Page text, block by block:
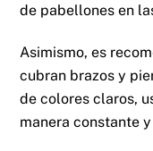
de pabellones en
Asimismo, es
cubran brazos y
de colores claros,
manera constante